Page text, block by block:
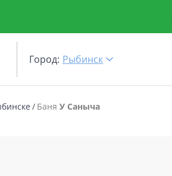
Город: Рыбинск
Баня У Саныча